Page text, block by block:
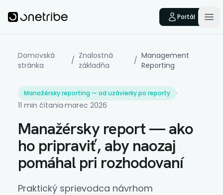
Onetribe
Portál
Domovská
stránka
/ Znalostná
základňa
/ Management
Reporting
Manažérsky reporting — od uzávierky po reporty
·
11 min čítania·marec 2026
Manažérsky report — ako
ho pripraviť, aby naozaj
pomáhal pri rozhodovaní
Praktický sprievodca návrhom